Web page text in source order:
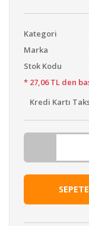
Kategori
Marka
Stok Kodu
* 27,06 TL den
Kredi Kartı